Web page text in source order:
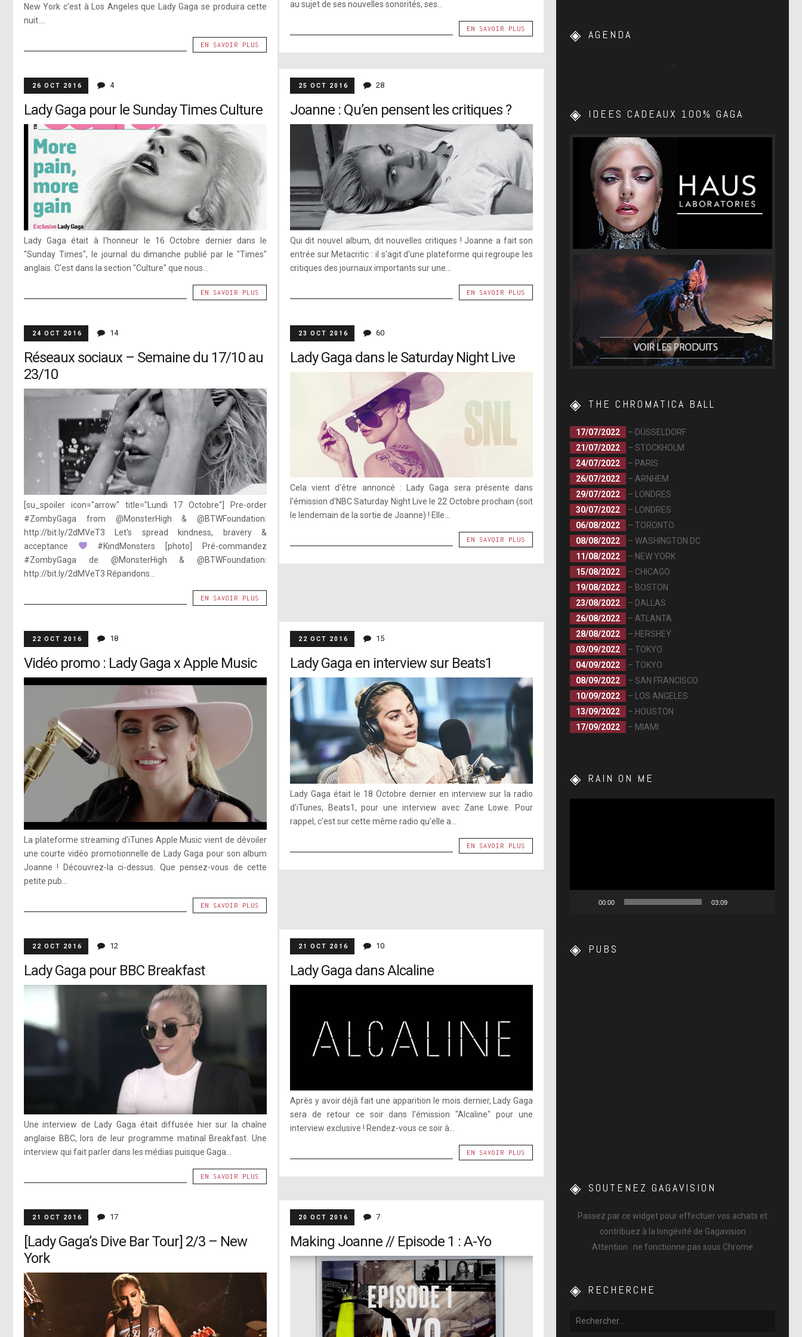
New York c'est à Los Angeles que Lady Gaga se produira cette
nuit....
EN SAVOIR PLUS
au sujet de ses nouvelles sonorités, ses...
EN SAVOIR PLUS
26 OCT 2016 4
Lady Gaga pour le Sunday Times Culture
Lady Gaga était à l'honneur le 16 Octobre dernier dans le
"Sunday Times", le journal du dimanche publié par le "Times"
anglais. C'est dans la section "Culture" que nous...
EN SAVOIR PLUS
25 OCT 2016 28
Joanne : Qu’en pensent les critiques ?
Qui dit nouvel album, dit nouvelles critiques ! Joanne a fait son
entrée sur Metacritic : il s'agit d'une plateforme qui regroupe les
critiques des journaux importants sur une...
EN SAVOIR PLUS
24 OCT 2016 14
Réseaux sociaux – Semaine du 17/10 au
23/10
[su_spoiler icon="arrow" title="Lundi 17 Octobre"] Pre-order
#ZombyGaga from @MonsterHigh & @BTWFoundation:
http://bit.ly/2dMVeT3 Let's spread kindness, bravery &
acceptance
#KindMonsters [photo] Pré-commandez
#ZombyGaga de @MonsterHigh & @BTWFoundation:
http://bit.ly/2dMVeT3 Répandons...
EN SAVOIR PLUS
23 OCT 2016 60
Lady Gaga dans le Saturday Night Live
Cela vient d'être annoncé : Lady Gaga sera présente dans
l'émission d'NBC Saturday Night Live le 22 Octobre prochain (soit
le lendemain de la sortie de Joanne) ! Elle...
EN SAVOIR PLUS
22 OCT 2016 18
Vidéo promo : Lady Gaga x Apple Music
La plateforme streaming d'iTunes Apple Music vient de dévoiler
une courte vidéo promotionnelle de Lady Gaga pour son album
Joanne ! Découvrez-la ci-dessus. Que pensez-vous de cette
petite pub...
EN SAVOIR PLUS
22 OCT 2016 15
Lady Gaga en interview sur Beats1
Lady Gaga était le 18 Octobre dernier en interview sur la radio
d'iTunes, Beats1, pour une interview avec Zane Lowe. Pour
rappel, c'est sur cette même radio qu'elle a...
EN SAVOIR PLUS
22 OCT 2016 12
Lady Gaga pour BBC Breakfast
Une interview de Lady Gaga était diffusée hier sur la chaîne
anglaise BBC, lors de leur programme matinal Breakfast. Une
interview qui fait parler dans les médias puisque Gaga...
EN SAVOIR PLUS
21 OCT 2016 10
Lady Gaga dans Alcaline
Après y avoir déjà fait une apparition le mois dernier, Lady Gaga
sera de retour ce soir dans l'émission "Alcaline" pour une
interview exclusive ! Rendez-vous ce soir à...
EN SAVOIR PLUS
21 OCT 2016 17
[Lady Gaga’s Dive Bar Tour] 2/3 – New
York
20 OCT 2016 7
Making Joanne // Episode 1 : A-Yo
AGENDA
IDEES CADEAUX 100% GAGA
THE CHROMATICA BALL
17/07/2022
– DÜSSELDORF
21/07/2022
– STOCKHOLM
24/07/2022
– PARIS
26/07/2022
– ARNHEM
29/07/2022
– LONDRES
30/07/2022
– LONDRES
06/08/2022
– TORONTO
08/08/2022
– WASHINGTON DC
11/08/2022
– NEW YORK
15/08/2022
– CHICAGO
19/08/2022
– BOSTON
23/08/2022
– DALLAS
26/08/2022
– ATLANTA
28/08/2022
– HERSHEY
03/09/2022
– TOKYO
04/09/2022
– TOKYO
08/09/2022
– SAN FRANCISCO
10/09/2022
– LOS ANGELES
13/09/2022
– HOUSTON
17/09/2022
– MIAMI
RAIN ON ME
00:00 03:09
PUBS
SOUTENEZ GAGAVISION
Passez par ce widget pour effectuer vos achats et
contribuez à la longévité de Gagavision
Attention : ne fonctionne pas sous Chrome
RECHERCHE